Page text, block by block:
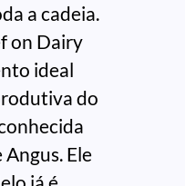
a cadeia.
on Dairy
ideal
do
Ele